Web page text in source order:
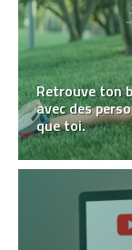
Retrouve ton
avec des
que toi.